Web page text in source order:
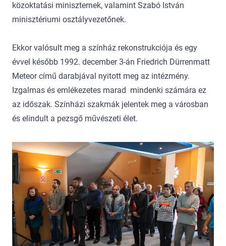
közoktatási miniszternek, valamint Szabó István
minisztériumi osztályvezetőnek.
Ekkor valósult meg a színház rekonstrukciója és egy
évvel később 1992. december 3-án Friedrich Dürrenmatt
Meteor című darabjával nyitott meg az intézmény.
Izgalmas és emlékezetes marad mindenki számára ez
az időszak. Színházi szakmák jelentek meg a városban
és elindult a pezsgő művészeti élet.